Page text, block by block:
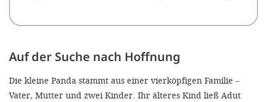
Auf der Suche nach Hoffnung
Die kleine Panda stammt aus einer vierköpfigen Familie –
Vater, Mutter und zwei Kinder. Ihr älteres Kind ließ Adut